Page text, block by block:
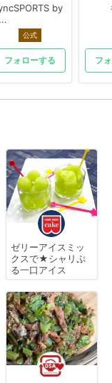
by
公式
フォローする フ
ゼリーアイスミッ
クスで★シャリぷ
る一口アイス